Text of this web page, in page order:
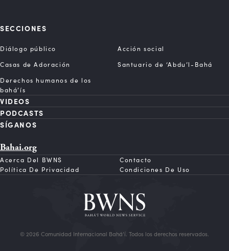
SECCIONES
Diálogo público
Acción social
Casas de Adoración
Santuario de ‘Abdu’l-Bahá
Derechos humanos de los
bahá’ís
VIDEOS
PODCASTS
SÍGANOS
Bahai.org
Acerca Del BWNS
Contacto
Política De Privacidad
Condiciones De Uso
© 2026 Comunidad Internacional Bahá’í. Todos los derechos reservados.